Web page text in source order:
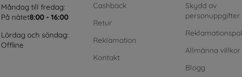
Måndag till fredag:
På nätet8:00 - 16:00
Lördag och söndag:
Offline
Cashback
Retur
Reklamation
Kontakt
Skydd av
personuppgifter
Allmänna villkor
Blogg